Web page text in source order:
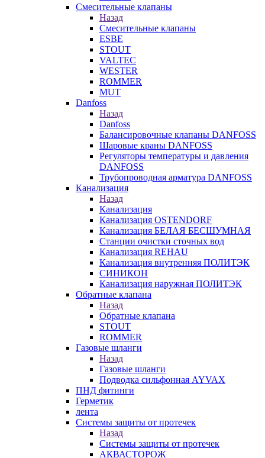
Смесительные клапаны
Назад
Смесительные клапаны
ESBE
STOUT
VALTEC
WESTER
ROMMER
MUT
Danfoss
Назад
Danfoss
Балансировочные клапаны DANFOSS
Шаровые краны DANFOSS
Регуляторы температуры и давления
DANFOSS
Трубопроводная арматура DANFOSS
Канализация
Назад
Канализация
Канализация OSTENDORF
Канализация БЕЛАЯ БЕСШУМНАЯ
Станции очистки сточных вод
Канализация REHAU
Канализация внутренняя ПОЛИТЭК
СИНИКОН
Канализация наружная ПОЛИТЭК
Обратные клапана
Назад
Обратные клапана
STOUT
ROMMER
Газовые шланги
Назад
Газовые шланги
Подводка сильфонная AYVAX
ПНД фитинги
Герметик
лента
Системы защиты от протечек
Назад
Системы защиты от протечек
АКВАСТОРОЖ